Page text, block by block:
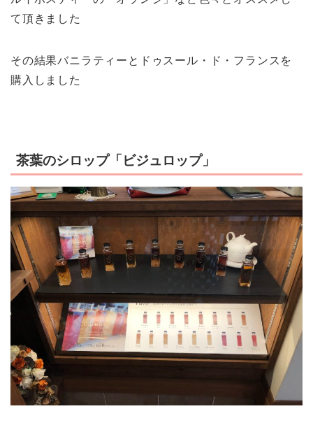
て頂きました
その結果バニラティーとドゥスール・ド・フランスを
購入しました
茶葉のシロップ「ビジュロップ」